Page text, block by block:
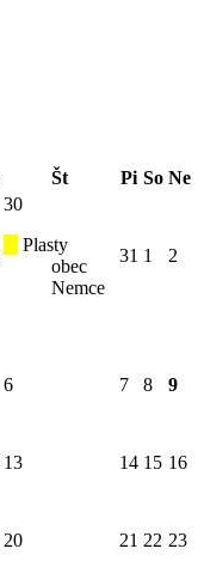
Št Pi So Ne
30
Plasty
obec
Nemce
31 1 2
6 7 8 9
13 14 15 16
20 21 22 23